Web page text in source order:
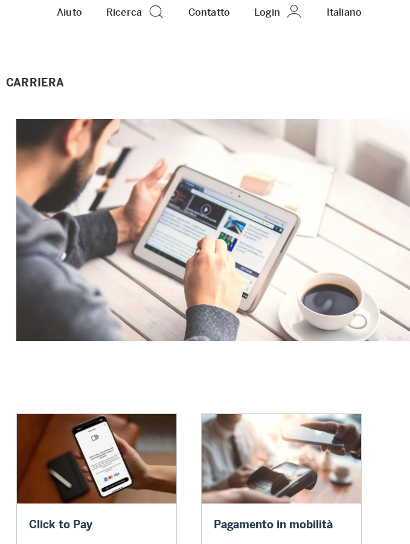
Aiuto Ricerca Contatto Login IT
Italiano
CARRIERA
Click to Pay
Click to Pay
Pagamento in mobilità
Pagamento in mobilità